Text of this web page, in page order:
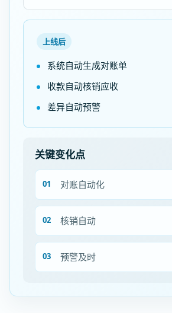
上线后
系统自动生成对账单
收款自动核销应收
差异自动预警
关键变化点
对账自动化
核销自动
预警及时